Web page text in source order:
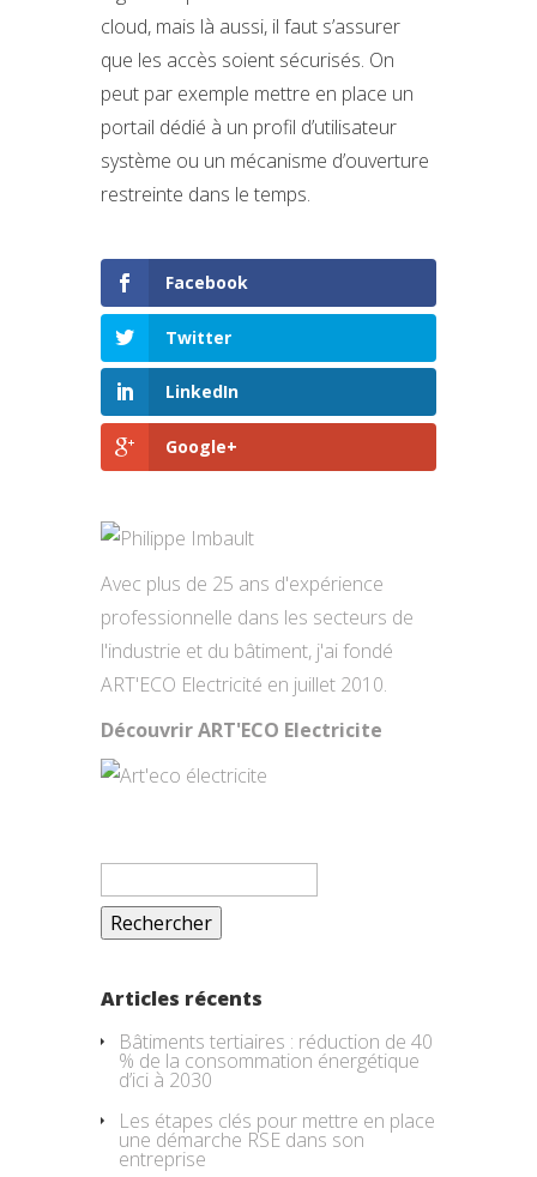
cloud, mais là aussi, il faut s’assurer
que les accès soient sécurisés. On
peut par exemple mettre en place un
portail dédié à un profil d’utilisateur
système ou un mécanisme d’ouverture
restreinte dans le temps.
Facebook
Twitter
LinkedIn
Google+
Avec plus de 25 ans d'expérience
professionnelle dans les secteurs de
l'industrie et du bâtiment, j'ai fondé
ART'ECO Electricité en juillet 2010.
Découvrir ART'ECO Electricite
Rechercher :
Articles récents
Bâtiments tertiaires : réduction de 40
% de la consommation énergétique
d’ici à 2030
Les étapes clés pour mettre en place
une démarche RSE dans son
entreprise